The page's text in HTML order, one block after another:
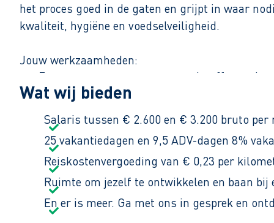
het proces goed in de gaten en grijpt in waar
kwaliteit, hygiëne en voedselveiligheid.
Jouw werkzaamheden:
Zorgen voor aanvoer van grondstoffen en
Oplossen van storingen en ombouwen van
Bewaken van kwaliteit en zorgen voor een
In deze functie werk je zelfstandig, maar ook
Wat wij bieden
Salaris tussen € 2.600 en € 3.200 bruto per
25 vakantiedagen en 9,5 ADV-dagen 8%
Reiskostenvergoeding van € 0,23 per
Ruimte om jezelf te ontwikkelen en baan
En er is meer. Ga met ons in gesprek en